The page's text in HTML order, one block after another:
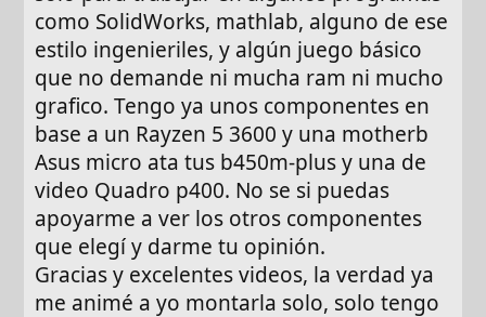
como SolidWorks, mathlab, alguno de ese
estilo ingenieriles, y algún juego básico
que no demande ni mucha ram ni mucho
grafico. Tengo ya unos componentes en
base a un Rayzen 5 3600 y una motherb
Asus micro ata tus b450m-plus y una de
video Quadro p400. No se si puedas
apoyarme a ver los otros componentes
que elegí y darme tu opinión.
Gracias y excelentes videos, la verdad ya
me animé a yo montarla solo, solo tengo